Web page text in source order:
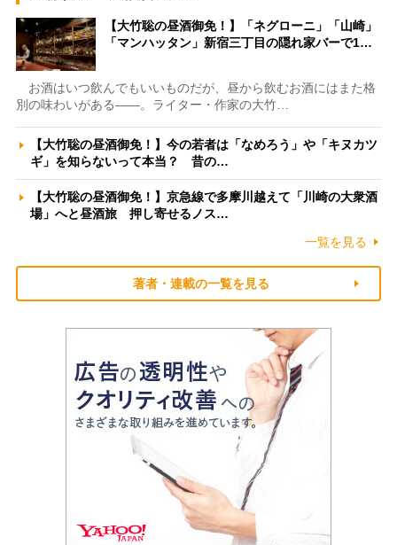
【大竹聡の昼酒御免！】「ネグローニ」「山崎」
「マンハッタン」新宿三丁目の隠れ家バーで1…
お酒はいつ飲んでもいいものだが、昼から飲むお酒にはまた格
別の味わいがある――。ライター・作家の大竹…
【大竹聡の昼酒御免！】今の若者は「なめろう」や「キヌカツ
ギ」を知らないって本当？ 昔の…
【大竹聡の昼酒御免！】京急線で多摩川越えて「川崎の大衆酒
場」へと昼酒旅 押し寄せるノス…
一覧を見る
著者・連載の一覧を見る